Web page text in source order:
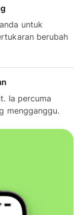
untuk
berubah
Ia percuma
mengganggu.